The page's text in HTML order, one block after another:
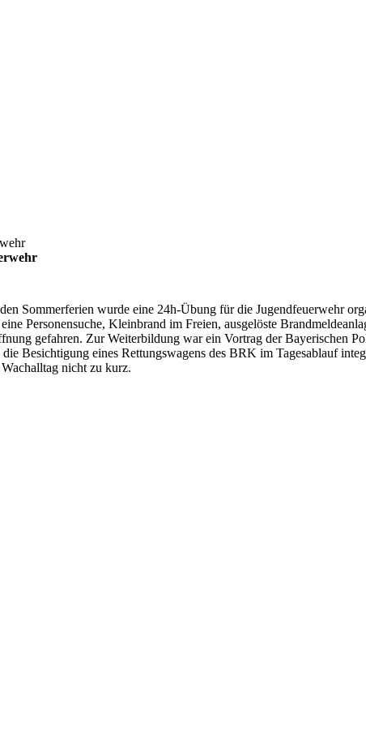
Sommerferien wurde eine 24h-Übung für die Jugendfeuerwehr
Personensuche, Kleinbrand im Freien, ausgelöste
gefahren. Zur Weiterbildung war ein Vortrag der Bayerischen
die Besichtigung eines Rettungswagens des BRK im Tagesablauf
nicht zu kurz.